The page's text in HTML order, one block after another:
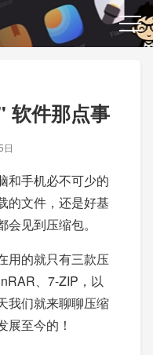
软件那点事
日
和手机必不可少的
的文件，还是好基
见到压缩包。
用的就只有三款压
、7-ZIP，以
我们就来聊聊压缩
展至今的！